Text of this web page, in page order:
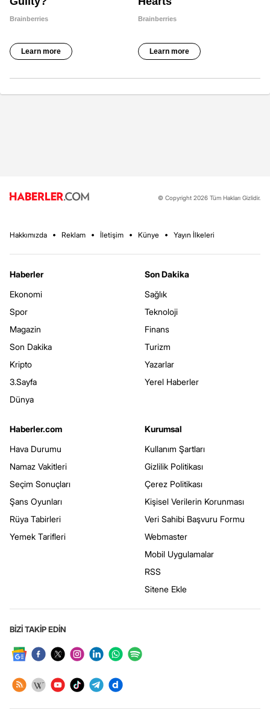
© Copyright 2026 Tüm Hakları Gizlidir.
Hakkımızda Reklam İletişim Künye Yayın İlkeleri
Haberler
Ekonomi
Spor
Magazin
Son Dakika
Kripto
3.Sayfa
Dünya
Son Dakika
Sağlık
Teknoloji
Finans
Turizm
Yazarlar
Yerel Haberler
Haberler.com
Hava Durumu
Namaz Vakitleri
Seçim Sonuçları
Şans Oyunları
Rüya Tabirleri
Yemek Tarifleri
Kurumsal
Kullanım Şartları
Gizlilik Politikası
Çerez Politikası
Kişisel Verilerin Korunması
Veri Sahibi Başvuru Formu
Webmaster
Mobil Uygulamalar
RSS
Sitene Ekle
BİZİ TAKİP EDİN